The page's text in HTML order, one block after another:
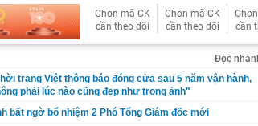
Chọn mã CK
cần theo dõi
Chọn mã CK
cần theo dõi
cần
Đọc
trang Việt thông báo đóng cửa sau 5 năm vận hành,
phải lúc nào cũng đẹp như trong ảnh"
bất ngờ bổ nhiệm 2 Phó Tổng Giám đốc mới